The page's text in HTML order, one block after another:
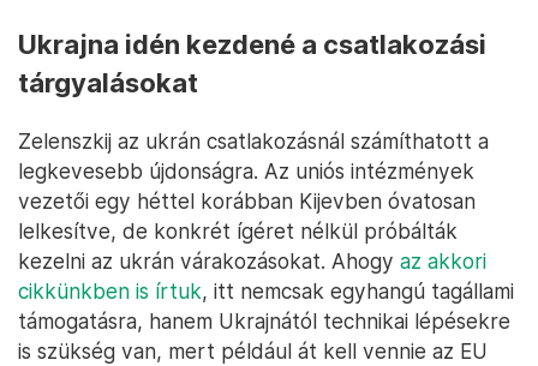
Ukrajna idén kezdené a csatlakozási
tárgyalásokat
Zelenszkij az ukrán csatlakozásnál számíthatott a
legkevesebb újdonságra. Az uniós intézmények
vezetői egy héttel korábban Kijevben óvatosan
lelkesítve, de konkrét ígéret nélkül próbálták
kezelni az ukrán várakozásokat. Ahogy az akkori
cikkünkben is írtuk, itt nemcsak egyhangú tagállami
támogatásra, hanem Ukrajnától technikai lépésekre
is szükség van, mert például át kell vennie az EU